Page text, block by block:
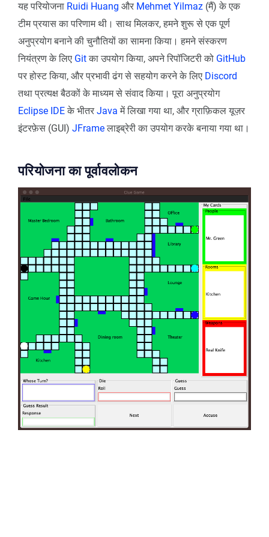
यह परियोजना Ruidi Huang और Mehmet Yilmaz (मैं) के एक
टीम प्रयास का परिणाम थी। साथ मिलकर, हमने शुरू से एक पूर्ण
अनुप्रयोग बनाने की चुनौतियों का सामना किया। हमने संस्करण
नियंत्रण के लिए Gitका उपयोग किया, अपने रिपॉजिटरी को GitHub
पर होस्ट किया, और प्रभावी ढंग से सहयोग करने के लिए Discord
तथा प्रत्यक्ष बैठकों के माध्यम से संवाद किया। पूरा अनुप्रयोग
Eclipse IDEके भीतर Java में लिखा गया था, और ग्राफ़िकल यूज़र
इंटरफ़ेस (GUI) JFrameलाइब्रेरी का उपयोग करके बनाया गया था।
परियोजना का पूर्वावलोकन